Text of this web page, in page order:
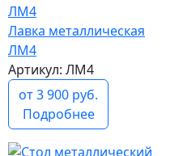
Лавка металлическая
ЛМ4
Артикул: ЛМ4
от 3 900 руб.
Подробнее